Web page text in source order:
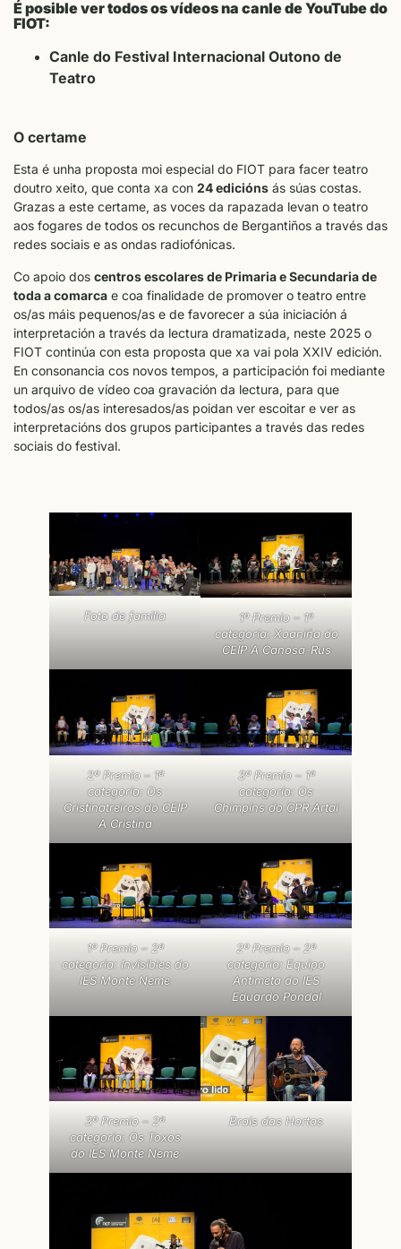
É posible ver todos os vídeos na canle de YouTube do
FIOT:
Canle do Festival Internacional Outono de
Teatro
O certame
Esta é unha proposta moi especial do FIOT para facer teatro
doutro xeito, que conta xa con 24 edicións ás súas costas.
Grazas a este certame, as voces da rapazada levan o teatro
aos fogares de todos os recunchos de Bergantiños a través das
redes sociais e as ondas radiofónicas.
Co apoio dos centros escolares de Primaria e Secundaria de
toda a comarca e coa finalidade de promover o teatro entre
os/as máis pequenos/as e de favorecer a súa iniciación á
interpretación a través da lectura dramatizada, neste 2025 o
FIOT continúa con esta proposta que xa vai pola XXIV edición.
En consonancia cos novos tempos, a participación foi mediante
un arquivo de vídeo coa gravación da lectura, para que
todos/as os/as interesados/as poidan ver escoitar e ver as
interpretacións dos grupos participantes a través das redes
sociais do festival.
Foto de familia
1º Premio – 1ª
categoría: Xoaniña do
CEIP A Canosa-Rus
2º Premio – 1ª
categoría: Os
Cristinatreiros do CEIP
A Cristiña
3º Premio – 1ª
categoría: Os
Chimpíns do CPR Artai
1º Premio – 2ª
categoría: Invisibles do
IES Monte Neme
2º Premio – 2ª
categoría: Equipo
Antimeta do IES
Eduardo Pondal
3º Premio – 2ª
categoría: Os Toxos
do IES Monte Neme
Brais das Hortas